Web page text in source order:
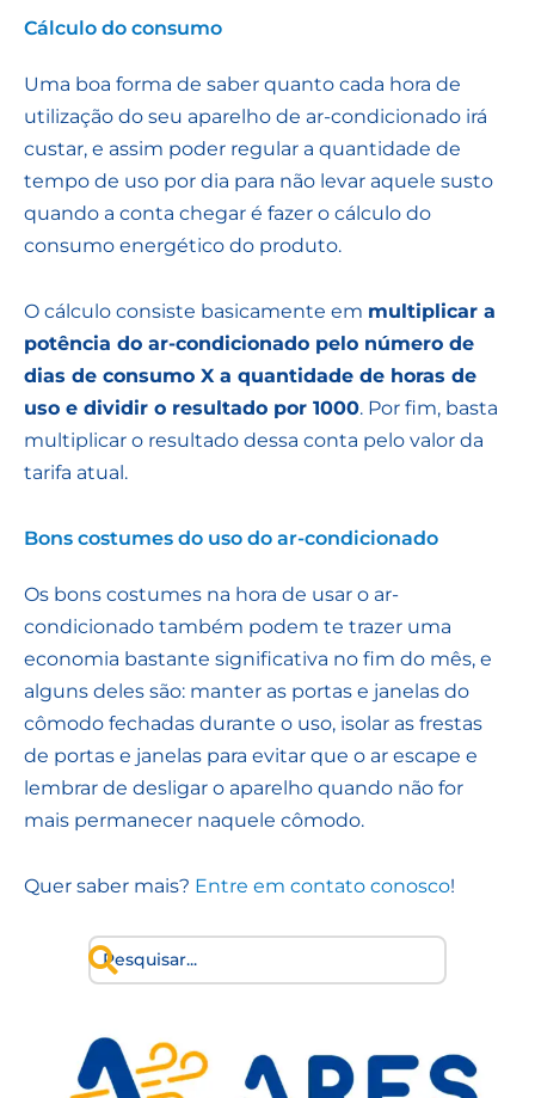
Cálculo do consumo
Uma boa forma de saber quanto cada hora de
utilização do seu aparelho de ar-condicionado irá
custar, e assim poder regular a quantidade de
tempo de uso por dia para não levar aquele susto
quando a conta chegar é fazer o cálculo do
consumo energético do produto.
O cálculo consiste basicamente em multiplicar a
potência do ar-condicionado pelo número de
dias de consumo X a quantidade de horas de
uso e dividir o resultado por 1000. Por fim, basta
multiplicar o resultado dessa conta pelo valor da
tarifa atual.
Bons costumes do uso do ar-condicionado
Os bons costumes na hora de usar o ar-
condicionado também podem te trazer uma
economia bastante significativa no fim do mês, e
alguns deles são: manter as portas e janelas do
cômodo fechadas durante o uso, isolar as frestas
de portas e janelas para evitar que o ar escape e
lembrar de desligar o aparelho quando não for
mais permanecer naquele cômodo.
Quer saber mais? Entre em contato conosco!